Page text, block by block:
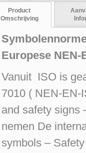
Product
Omschrijving
Europese NEN-
Vanuit ISO is
7010 ( NEN-
and safety signs
nemen De
symbols –